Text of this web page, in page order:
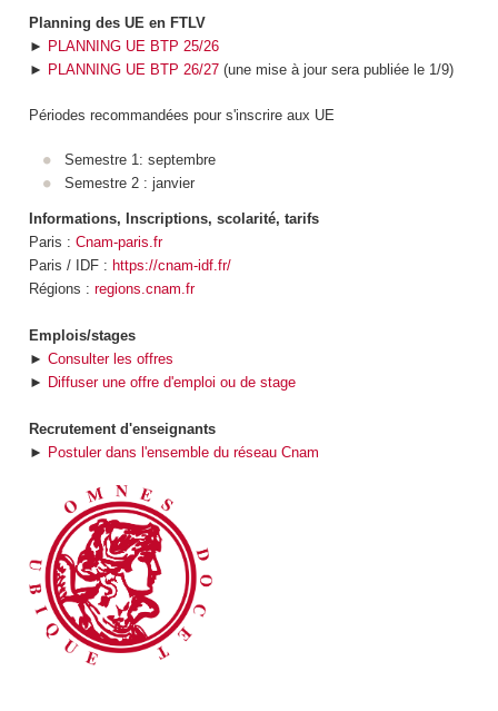
Planning des UE en FTLV
► PLANNING UE BTP 25/26
► PLANNING UE BTP 26/27(une mise à jour sera publiée le 1/9)
Périodes recommandées pour s'inscrire aux UE
Semestre 1: septembre
Semestre 2 : janvier
Informations, Inscriptions, scolarité, tarifs
Paris : Cnam-paris.fr
Paris / IDF : https://cnam-idf.fr/
Régions : regions.cnam.fr
Emplois/stages
► Consulter les offres
► Diffuser une offre d'emploi ou de stage
Recrutement d'enseignants
► Postuler dans l'ensemble du réseau Cnam